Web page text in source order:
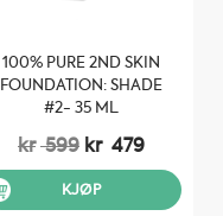
100% PURE 2ND SKIN
FOUNDATION: SHADE
#2- 35 ML
kr599 Opprinnelig
var:
kr 599.
kr 479
kr 479.
KJØP